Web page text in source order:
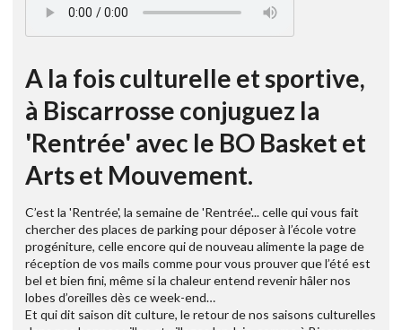
A la fois culturelle et sportive,
à Biscarrosse conjuguez la
'Rentrée' avec le BO Basket et
Arts et Mouvement.
C’est la 'Rentrée', la semaine de 'Rentrée'... celle qui vous fait
chercher des places de parking pour déposer à l’école votre
progéniture, celle encore qui de nouveau alimente la page de
réception de vos mails comme pour vous prouver que l’été est
bel et bien fini, même si la chaleur entend revenir hâler nos
lobes d’oreilles dès ce week-end…
Et qui dit saison dit culture, le retour de nos saisons culturelles